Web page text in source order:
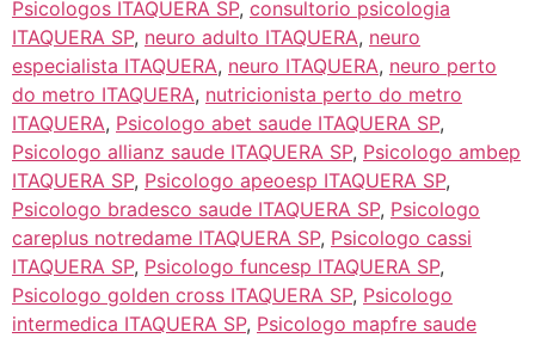
Psicologos ITAQUERA SP, consultorio psicologia
ITAQUERA SP, neuro adulto ITAQUERA, neuro
especialista ITAQUERA, neuro ITAQUERA, neuro perto
do metro ITAQUERA, nutricionista perto do metro
ITAQUERA, Psicologo abet saude ITAQUERA SP,
Psicologo allianz saude ITAQUERA SP, Psicologo ambep
ITAQUERA SP, Psicologo apeoesp ITAQUERA SP,
Psicologo bradesco saude ITAQUERA SP, Psicologo
careplus notredame ITAQUERA SP, Psicologo cassi
ITAQUERA SP, Psicologo funcesp ITAQUERA SP,
Psicologo golden cross ITAQUERA SP, Psicologo
intermedica ITAQUERA SP, Psicologo mapfre saude